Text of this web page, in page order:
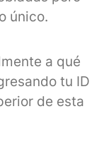
único.
a qué
tu ID
de esta